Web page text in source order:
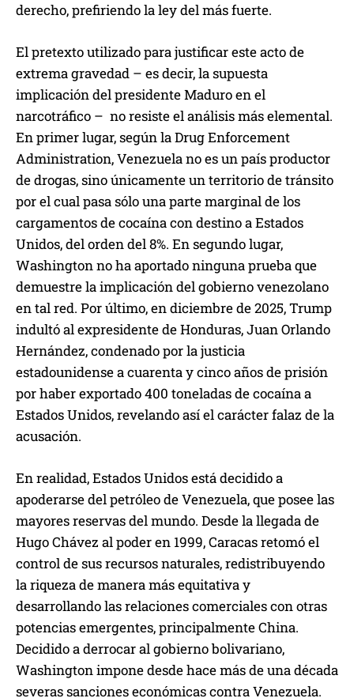
derecho, prefiriendo la ley del más fuerte.
El pretexto utilizado para justificar este acto de
extrema gravedad – es decir, la supuesta
implicación del presidente Maduro en el
narcotráfico – no resiste el análisis más elemental.
En primer lugar, según la Drug Enforcement
Administration, Venezuela no es un país productor
de drogas, sino únicamente un territorio de tránsito
por el cual pasa sólo una parte marginal de los
cargamentos de cocaína con destino a Estados
Unidos, del orden del 8%. En segundo lugar,
Washington no ha aportado ninguna prueba que
demuestre la implicación del gobierno venezolano
en tal red. Por último, en diciembre de 2025, Trump
indultó al expresidente de Honduras, Juan Orlando
Hernández, condenado por la justicia
estadounidense a cuarenta y cinco años de prisión
por haber exportado 400 toneladas de cocaína a
Estados Unidos, revelando así el carácter falaz de la
acusación.
En realidad, Estados Unidos está decidido a
apoderarse del petróleo de Venezuela, que posee las
mayores reservas del mundo. Desde la llegada de
Hugo Chávez al poder en 1999, Caracas retomó el
control de sus recursos naturales, redistribuyendo
la riqueza de manera más equitativa y
desarrollando las relaciones comerciales con otras
potencias emergentes, principalmente China.
Decidido a derrocar al gobierno bolivariano,
Washington impone desde hace más de una década
severas sanciones económicas contra Venezuela.